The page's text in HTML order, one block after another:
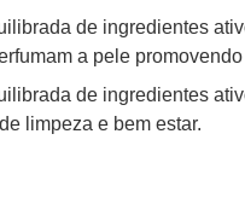
de ingredientes
a pele
de ingredientes
limpeza e bem estar.